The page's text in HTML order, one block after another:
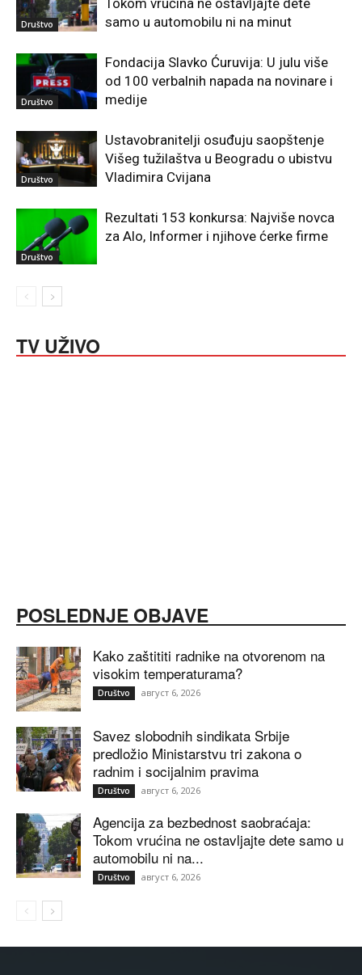
Društvo
samo u automobilu ni na minut
Društvo
Fondacija Slavko Ćuruvija: U julu više
od 100 verbalnih napada na novinare i
medije
Društvo
Ustavobranitelji osuđuju saopštenje
Višeg tužilaštva u Beogradu o ubistvu
Vladimira Cvijana
Društvo
Rezultati 153 konkursa: Najviše novca
za Alo, Informer i njihove ćerke firme
TV UŽIVO
POSLEDNJE OBJAVE
Kako zaštititi radnike na otvorenom na
visokim temperaturama?
Društvo август 6, 2026
Savez slobodnih sindikata Srbije
predložio Ministarstvu tri zakona o
radnim i socijalnim pravima
Društvo август 6, 2026
Agencija za bezbednost saobraćaja:
Tokom vrućina ne ostavljajte dete samo u
automobilu ni na...
Društvo август 6, 2026